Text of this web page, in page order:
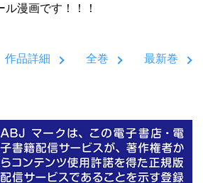
漫画です！！！
作品詳細 全巻 最新巻